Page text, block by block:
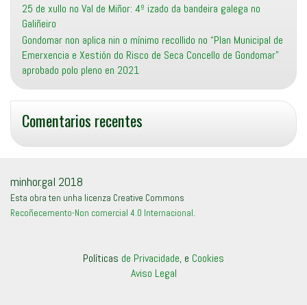
25 de xullo no Val de Miñor: 4º izado da bandeira galega no
Galiñeiro
Gondomar non aplica nin o mínimo recollido no “Plan Municipal de
Emerxencia e Xestión do Risco de Seca Concello de Gondomar”
aprobado polo pleno en 2021
Comentarios recentes
minhor.gal 2018
Esta obra ten unha licenza Creative Commons
Recoñecemento-Non comercial 4.0 Internacional.
Políticas de Privacidade, e Cookies
Aviso Legal